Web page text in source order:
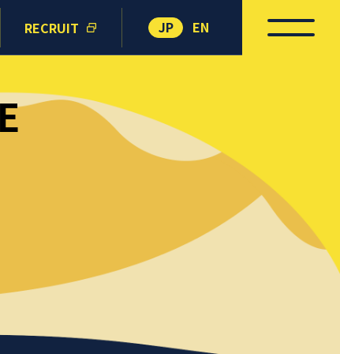
RECRUIT JP EN